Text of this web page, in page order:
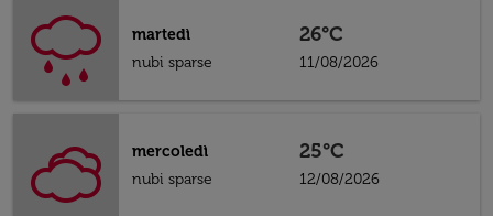
martedì
nubi sparse
26°C
11/08/2026
mercoledì
nubi sparse
25°C
12/08/2026